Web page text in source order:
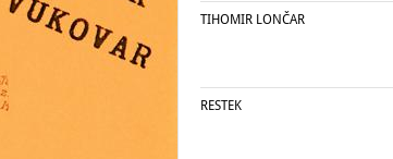
TIHOMIR LONČAR
RESTEK